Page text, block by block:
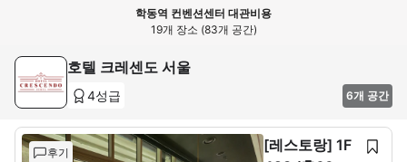
학동역 컨벤션센터 대관비용
19개 장소 (83개 공간)
호텔 크레센도 서울
4성급 6개 공간
후기
[레스토랑] 1F